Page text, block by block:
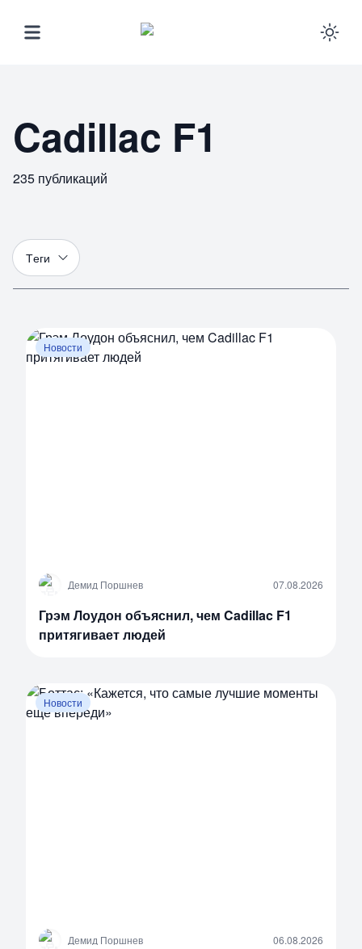
Cadillac F1
235 публикаций
Теги
Новости
Д Демид Поршнев 07.08.2026
Грэм Лоудон объяснил, чем Cadillac F1
притягивает людей
Новости
Д Демид Поршнев 06.08.2026